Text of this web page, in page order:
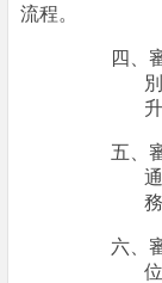
流程。
四、
五、
六、